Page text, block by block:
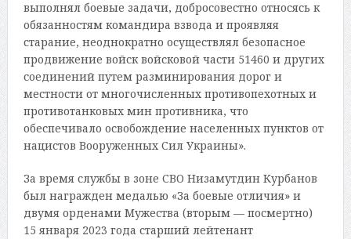
выполнял боевые задачи, добросовестно относясь к
обязанностям командира взвода и проявляя
старание, неоднократно осуществлял безопасное
продвижение войск войсковой части 51460 и других
соединений путем разминирования дорог и
местности от многочисленных противопехотных и
противотанковых мин противника, что
обеспечивало освобождение населенных пунктов от
нацистов Вооруженных Сил Украины».
За время службы в зоне СВО Низамутдин Курбанов
был награжден медалью «За боевые отличия» и
двумя орденами Мужества (вторым — посмертно)
15 января 2023 года старший лейтенант